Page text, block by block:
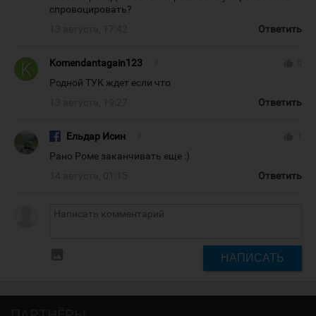
спровоцировать?
Ответить
Komendantagain123
Родной ТУК ждет если что
Ответить
Ельдар Исин
Рано Роме заканчивать еще :)
Ответить
НАПИСАТЬ